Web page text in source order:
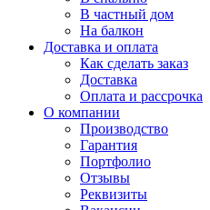
В частный дом
На балкон
Доставка и оплата
Как сделать заказ
Доставка
Оплата и рассрочка
О компании
Производство
Гарантия
Портфолио
Отзывы
Реквизиты